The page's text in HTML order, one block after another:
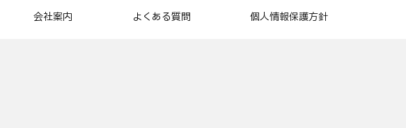
会社案内 よくある質問 個人情報保護方針